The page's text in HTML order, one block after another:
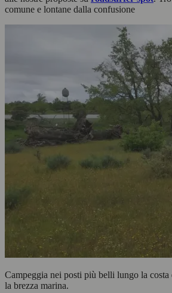
comune e lontane dalla confusione
Campeggia nei posti più belli lungo la costa
la brezza marina.